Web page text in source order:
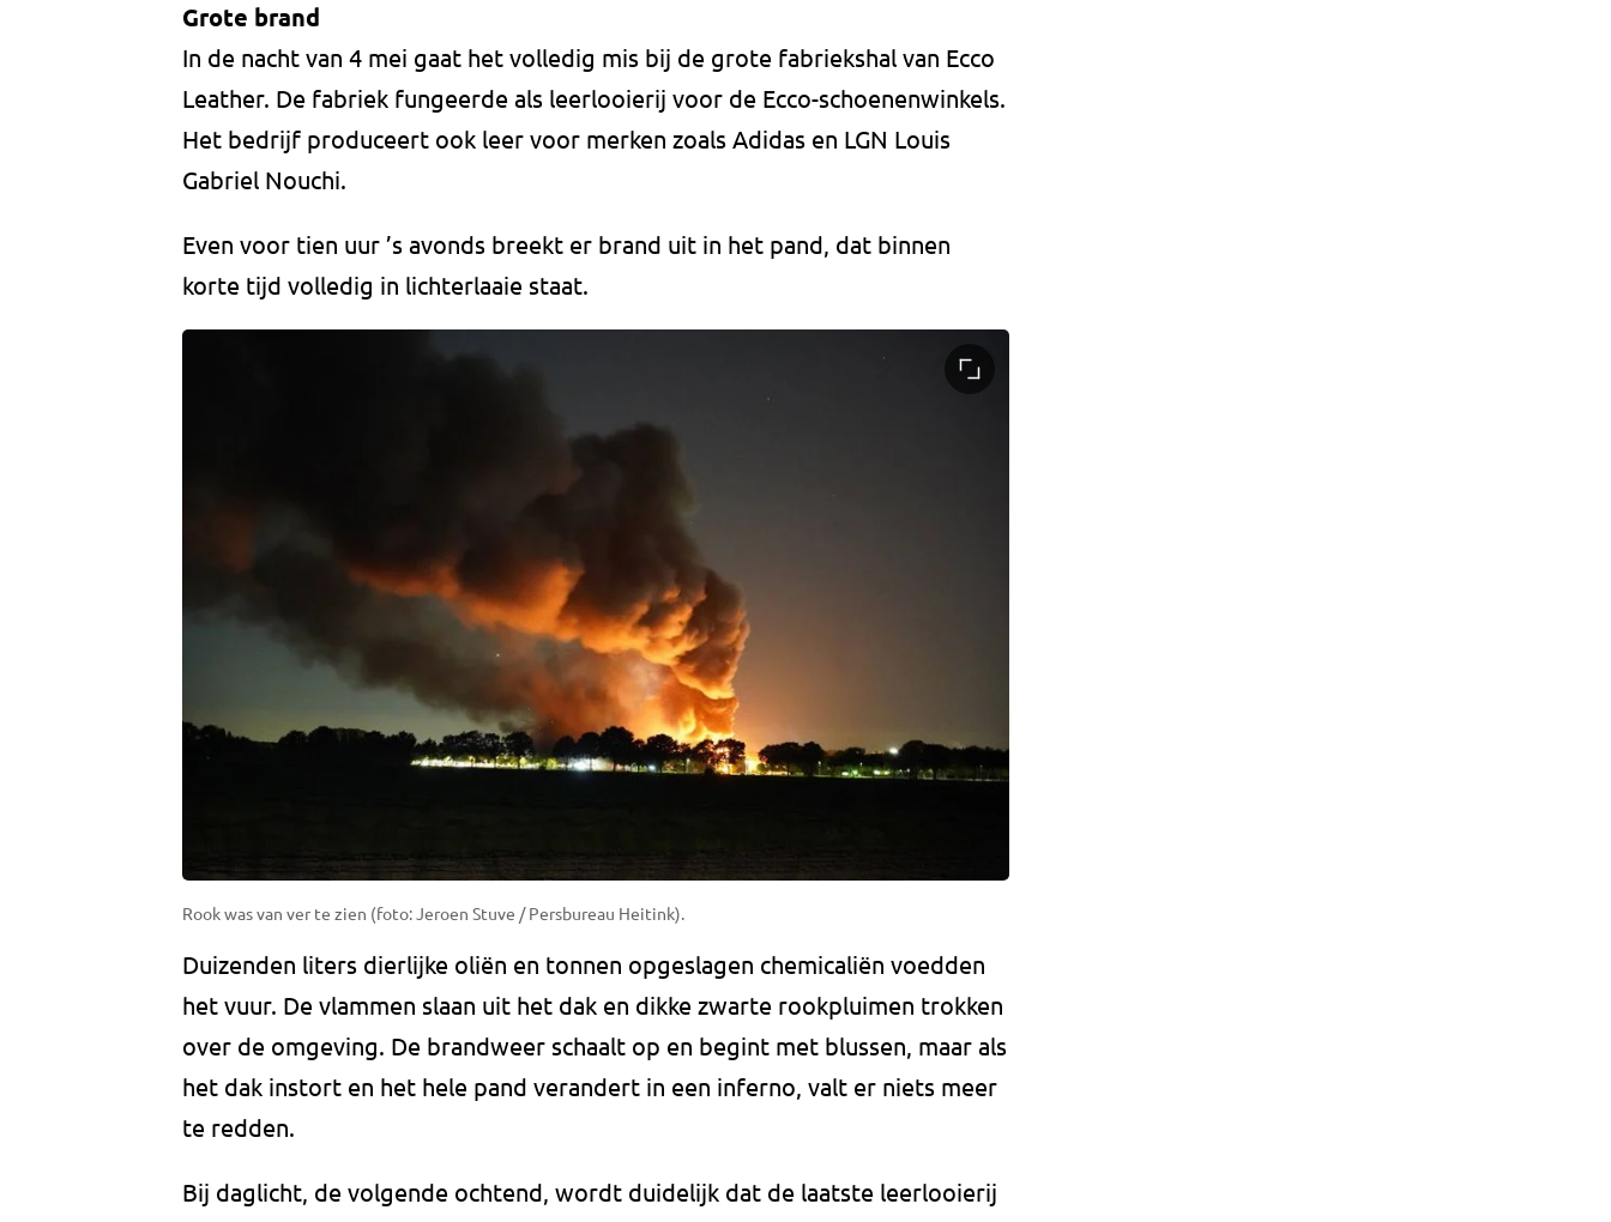
Grote brand
In de nacht van 4 mei gaat het volledig mis bij de grote fabriekshal van Ecco
Leather. De fabriek fungeerde als leerlooierij voor de Ecco-schoenenwinkels.
Het bedrijf produceert ook leer voor merken zoals Adidas en LGN Louis
Gabriel Nouchi.
Even voor tien uur ’s avonds breekt er brand uit in het pand, dat binnen
korte tijd volledig in lichterlaaie staat.
Rook was van ver te zien (foto: Jeroen Stuve / Persbureau Heitink).
Duizenden liters dierlijke oliën en tonnen opgeslagen chemicaliën voedden
het vuur. De vlammen slaan uit het dak en dikke zwarte rookpluimen trokken
over de omgeving. De brandweer schaalt op en begint met blussen, maar als
het dak instort en het hele pand verandert in een inferno, valt er niets meer
te redden.
Bij daglicht, de volgende ochtend, wordt duidelijk dat de laatste leerlooierij